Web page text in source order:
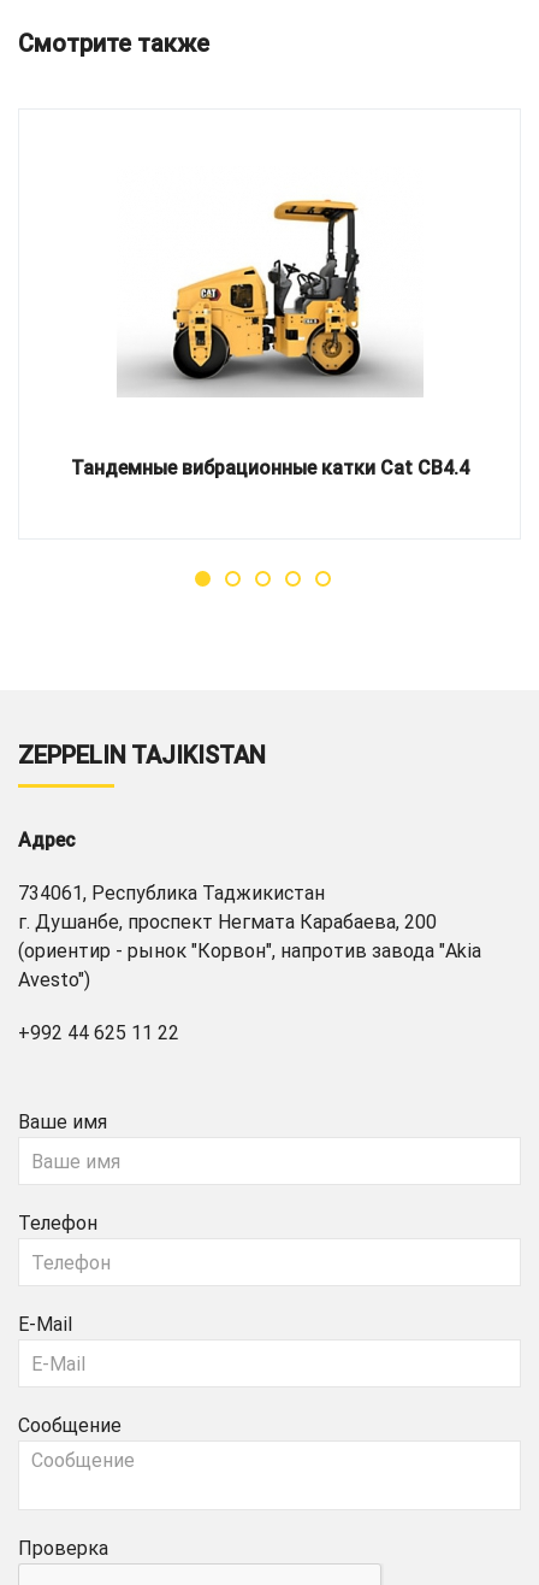
Смотрите также
Тандемные вибрационные катки Cat CB4.4
ZEPPELIN TAJIKISTAN
Адрес
734061, Республика Таджикистан
г. Душанбе, проспект Негмата Карабаева, 200
(ориентир - рынок "Корвон", напротив завода "Akia
Avesto")
+992 44 625 11 22
Ваше имя
Телефон
E-Mail
Сообщение
Проверка